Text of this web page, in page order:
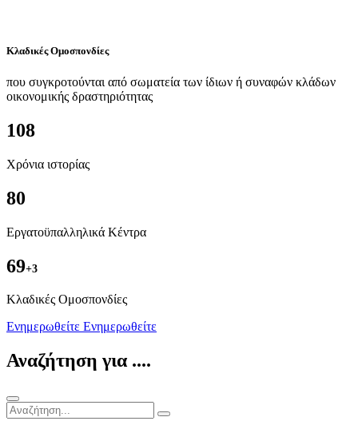
Κλαδικές Ομοσπονδίες
που συγκροτούνται από σωματεία των ίδιων ή συναφών κλάδων
οικονομικής δραστηριότητας
108
Χρόνια ιστορίας
80
Εργατοϋπαλληλικά Κέντρα
69+3
Kλαδικές Ομοσπονδίες
Ενημερωθείτε Ενημερωθείτε
Αναζήτηση για ....